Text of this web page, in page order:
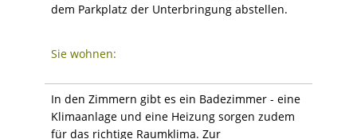
dem Parkplatz der Unterbringung abstellen.
Sie wohnen:
In den Zimmern gibt es ein Badezimmer - eine
Klimaanlage und eine Heizung sorgen zudem
für das richtige Raumklima. Zur